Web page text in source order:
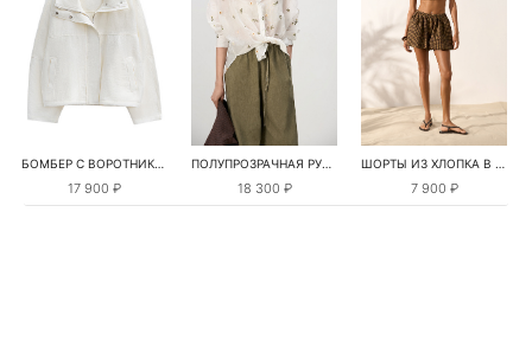
БОМБЕР С ВОРОТНИКОМ-СТОЙКОЙ
17 900 ₽
ПОЛУПРОЗРАЧНАЯ РУБАШКА С РОМАШКАМИ
18 300 ₽
ШОРТЫ ИЗ ХЛОПКА В КЛЕТКУ
7 900 ₽